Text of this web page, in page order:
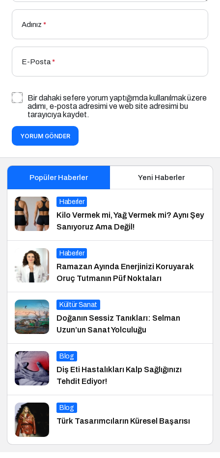
Adınız *
E-Posta*
Bir dahaki sefere yorum yaptığımda kullanılmak üzere
adımı, e-posta adresimi ve web site adresimi bu
tarayıcıya kaydet.
YORUM GÖNDER
Popüler Haberler Yeni Haberler
Haberler
Kilo Vermek mi, Yağ Vermek mi? Aynı Şey
Sanıyoruz Ama Değil!
Haberler
Ramazan Ayında Enerjinizi Koruyarak
Oruç Tutmanın Püf Noktaları
Kültür Sanat
Doğanın Sessiz Tanıkları: Selman
Uzun’un Sanat Yolculuğu
Blog
Diş Eti Hastalıkları Kalp Sağlığınızı
Tehdit Ediyor!
Blog
Türk Tasarımcıların Küresel Başarısı